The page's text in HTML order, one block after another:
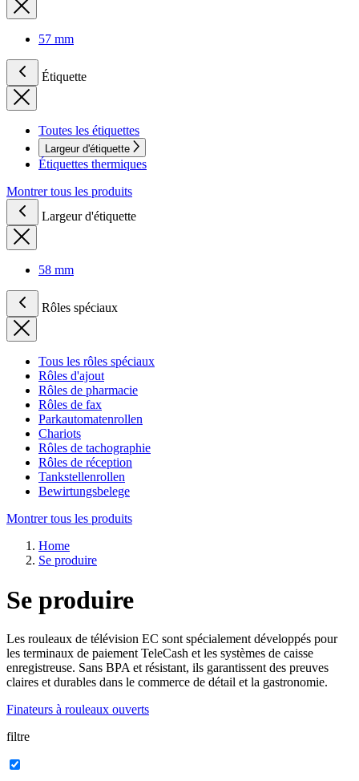
57 mm
Étiquette
Toutes les étiquettes
Largeur d'étiquette
Étiquettes thermiques
Montrer tous les produits
Largeur d'étiquette
58 mm
Rôles spéciaux
Tous les rôles spéciaux
Rôles d'ajout
Rôles de pharmacie
Rôles de fax
Parkautomatenrollen
Chariots
Rôles de tachographie
Rôles de réception
Tankstellenrollen
Bewirtungsbelege
Montrer tous les produits
Home
Se produire
Se produire
Les rouleaux de télévision EC sont spécialement développés pour
les terminaux de paiement TeleCash et les systèmes de caisse
enregistreuse. Sans BPA et résistant, ils garantissent des preuves
claires et durables dans le commerce de détail et la gastronomie.
Finateurs à rouleaux ouverts
filtre